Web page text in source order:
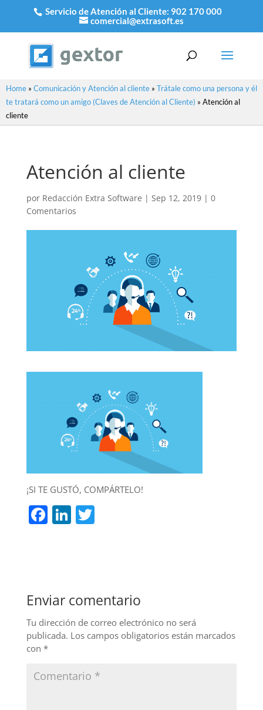
Servicio de Atención al Cliente: 902 170 000
comercial@extrasoft.es
Home » Comunicación y Atención al cliente » Trátale como una persona y él
te tratará como un amigo (Claves de Atención al Cliente) » Atención al
cliente
Atención al cliente
por Redacción Extra Software | Sep 12, 2019| 0
Comentarios
¡SI TE GUSTÓ, COMPÁRTELO!
F
b
o
o
k
Li
n
T
Enviar comentario
Tu dirección de correo electrónico no será
publicada. Los campos obligatorios están marcados
con *